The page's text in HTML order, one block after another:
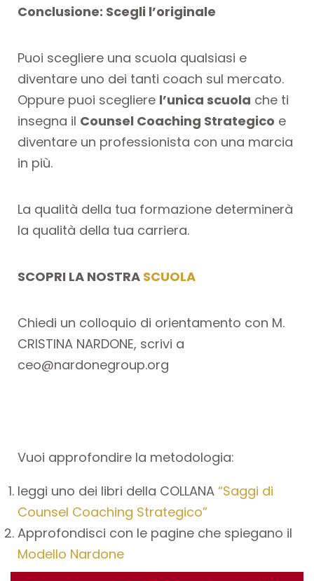
Conclusione: Scegli l’originale
Puoi scegliere una scuola qualsiasi e
diventare uno dei tanti coach sul mercato.
Oppure puoi scegliere l’unica scuola che ti
insegna il Counsel Coaching Strategico e
diventare un professionista con una marcia
in più.
La qualità della tua formazione determinerà
la qualità della tua carriera.
SCOPRI LA NOSTRA SCUOLA
Chiedi un colloquio di orientamento con M.
CRISTINA NARDONE, scrivi a
ceo@nardonegroup.org
Vuoi approfondire la metodologia:
leggi uno dei libri della COLLANA “Saggi di
Counsel Coaching Strategico”
Approfondisci con le pagine che spiegano il
Modello Nardone